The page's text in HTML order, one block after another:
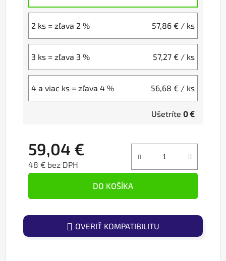
2 ks = zľava 2 % 57,86 € / ks
3 ks = zľava 3 % 57,27 € / ks
4 a viac ks = zľava 4 % 56,68 € / ks
Ušetríte 0 €
59,04 €
48 € bez DPH
DO KOŠÍKA
OVERIŤ KOMPATIBILITU